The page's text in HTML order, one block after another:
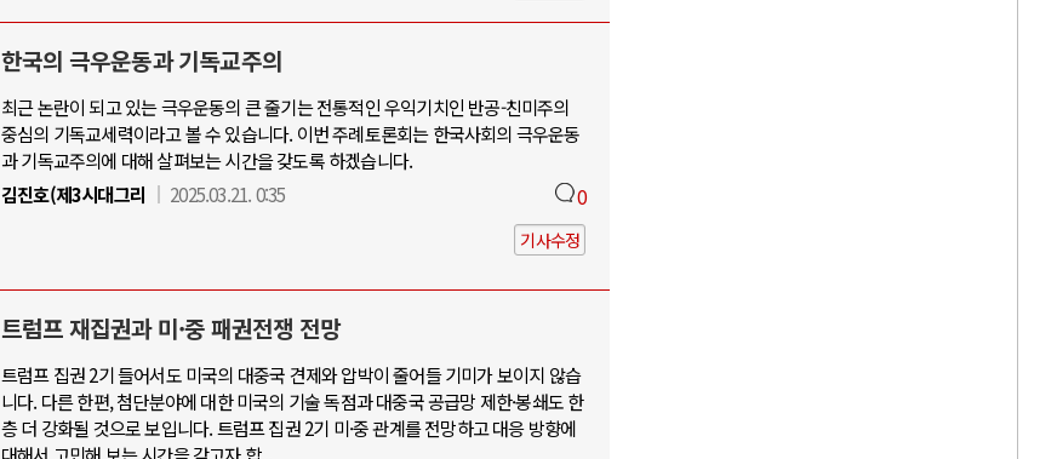
한국의 극우운동과 기독교주의
최근 논란이 되고 있는 극우운동의 큰 줄기는 전통적인 우익기치인 반공-친미주의
중심의 기독교세력이라고 볼 수 있습니다. 이번 주례토론회는 한국사회의 극우운동
과 기독교주의에 대해 살펴보는 시간을 갖도록 하겠습니다.
김진호(제3시대그리
2025.03.21. 0:35 0
기사수정
트럼프 재집권과 미·중 패권전쟁 전망
트럼프 집권 2기 들어서도 미국의 대중국 견제와 압박이 줄어들 기미가 보이지 않습
니다. 다른 한편, 첨단분야에 대한 미국의 기술 독점과 대중국 공급망 제한·봉쇄도 한
층 더 강화될 것으로 보입니다. 트럼프 집권 2기 미·중 관계를 전망하고 대응 방향에